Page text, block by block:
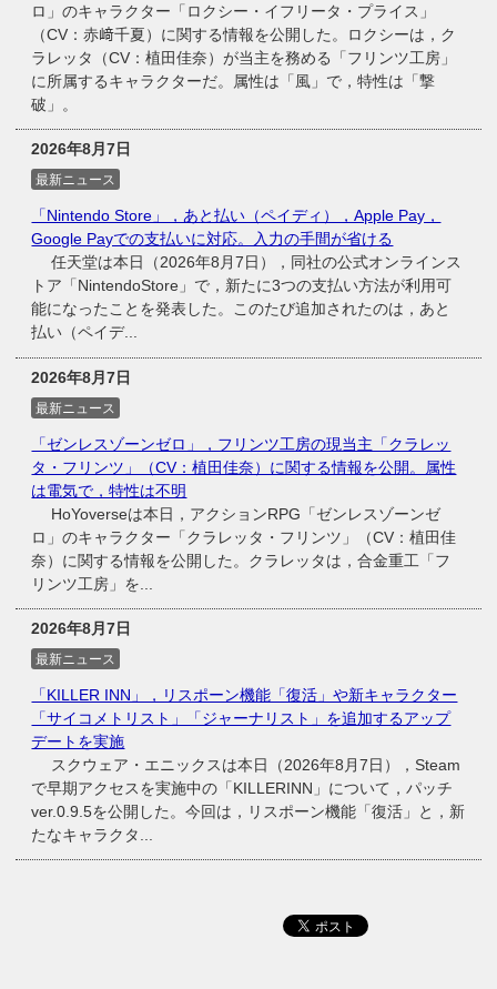
ロ」のキャラクター「ロクシー・イフリータ・プライス」
（CV：赤﨑千夏）に関する情報を公開した。ロクシーは，ク
ラレッタ（CV：植田佳奈）が当主を務める「フリンツ工房」
に所属するキャラクターだ。属性は「風」で，特性は「撃
破」。
2026年8月7日
最新ニュース
「Nintendo Store」，あと払い（ペイディ），Apple Pay，
Google Payでの支払いに対応。入力の手間が省ける
任天堂は本日（2026年8月7日），同社の公式オンラインス
トア「NintendoStore」で，新たに3つの支払い方法が利用可
能になったことを発表した。このたび追加されたのは，あと
払い（ペイデ...
2026年8月7日
最新ニュース
「ゼンレスゾーンゼロ」，フリンツ工房の現当主「クラレッ
タ・フリンツ」（CV：植田佳奈）に関する情報を公開。属性
は電気で，特性は不明
HoYoverseは本日，アクションRPG「ゼンレスゾーンゼ
ロ」のキャラクター「クラレッタ・フリンツ」（CV：植田佳
奈）に関する情報を公開した。クラレッタは，合金重工「フ
リンツ工房」を...
2026年8月7日
最新ニュース
「KILLER INN」，リスポーン機能「復活」や新キャラクター
「サイコメトリスト」「ジャーナリスト」を追加するアップ
デートを実施
スクウェア・エニックスは本日（2026年8月7日），Steam
で早期アクセスを実施中の「KILLERINN」について，パッチ
ver.0.9.5を公開した。今回は，リスポーン機能「復活」と，新
たなキャラクタ...